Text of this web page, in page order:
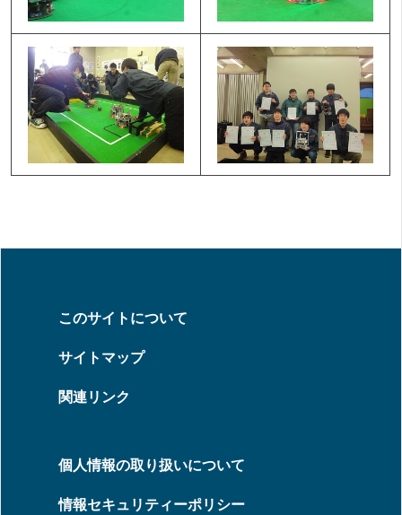
このサイトについて
サイトマップ
関連リンク
個人情報の取り扱いについて
情報セキュリティーポリシー